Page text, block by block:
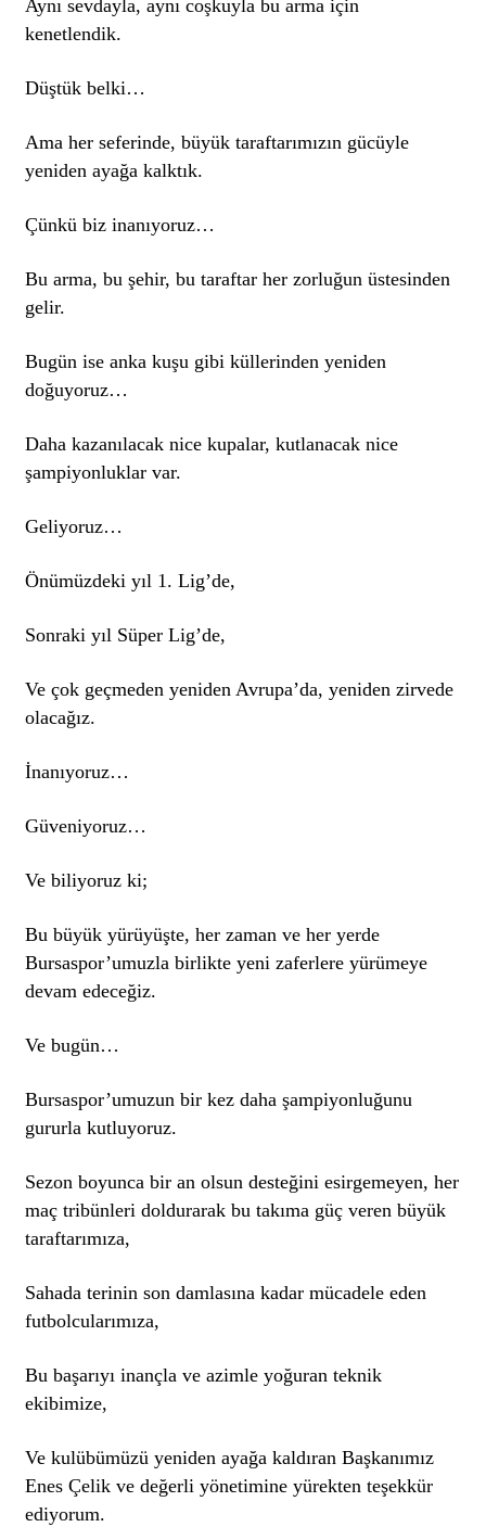
Aynı sevdayla, aynı coşkuyla bu arma için
kenetlendik.
Düştük belki…
Ama her seferinde, büyük taraftarımızın gücüyle
yeniden ayağa kalktık.
Çünkü biz inanıyoruz…
Bu arma, bu şehir, bu taraftar her zorluğun üstesinden
gelir.
Bugün ise anka kuşu gibi küllerinden yeniden
doğuyoruz…
Daha kazanılacak nice kupalar, kutlanacak nice
şampiyonluklar var.
Geliyoruz…
Önümüzdeki yıl 1. Lig’de,
Sonraki yıl Süper Lig’de,
Ve çok geçmeden yeniden Avrupa’da, yeniden zirvede
olacağız.
İnanıyoruz…
Güveniyoruz…
Ve biliyoruz ki;
Bu büyük yürüyüşte, her zaman ve her yerde
Bursaspor’umuzla birlikte yeni zaferlere yürümeye
devam edeceğiz.
Ve bugün…
Bursaspor’umuzun bir kez daha şampiyonluğunu
gururla kutluyoruz.
Sezon boyunca bir an olsun desteğini esirgemeyen, her
maç tribünleri doldurarak bu takıma güç veren büyük
taraftarımıza,
Sahada terinin son damlasına kadar mücadele eden
futbolcularımıza,
Bu başarıyı inançla ve azimle yoğuran teknik
ekibimize,
Ve kulübümüzü yeniden ayağa kaldıran Başkanımız
Enes Çelik ve değerli yönetimine yürekten teşekkür
ediyorum.